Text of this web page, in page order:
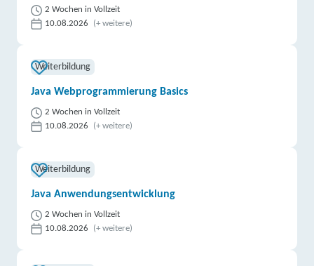
2 Wochen in Vollzeit
10.08.2026
(+ weitere)
Weiterbildung
Java Webprogrammierung Basics
2 Wochen in Vollzeit
10.08.2026
(+ weitere)
Weiterbildung
Java Anwendungsentwicklung
2 Wochen in Vollzeit
10.08.2026
(+ weitere)